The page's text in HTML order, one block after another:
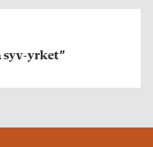
syv-yrket”